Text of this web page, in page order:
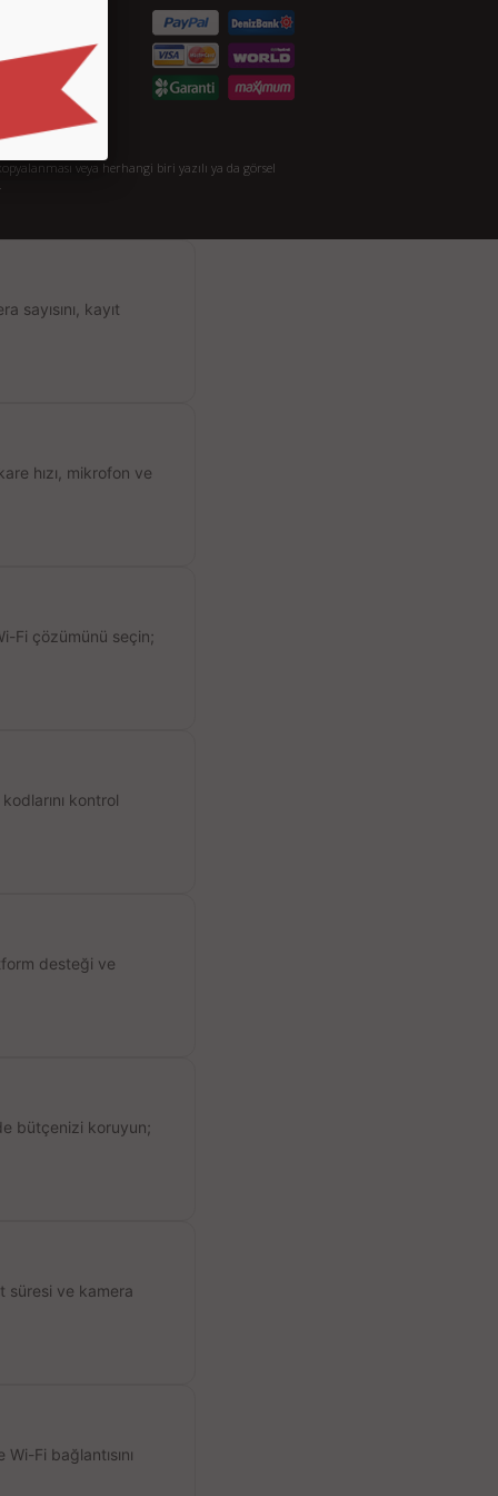
veya herhangi biri yazılı ya da görsel
kayıt
hızı, mikrofon ve
Fi çözümünü seçin;
kontrol
desteği ve
bütçenizi koruyun;
süresi ve kamera
Fi bağlantısını